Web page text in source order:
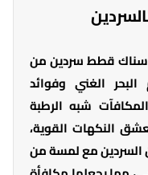
سناك قطط سردين من
الغني وفوائد
شبه الرطبة
النكهات القوية،
السردين مع لمسة من